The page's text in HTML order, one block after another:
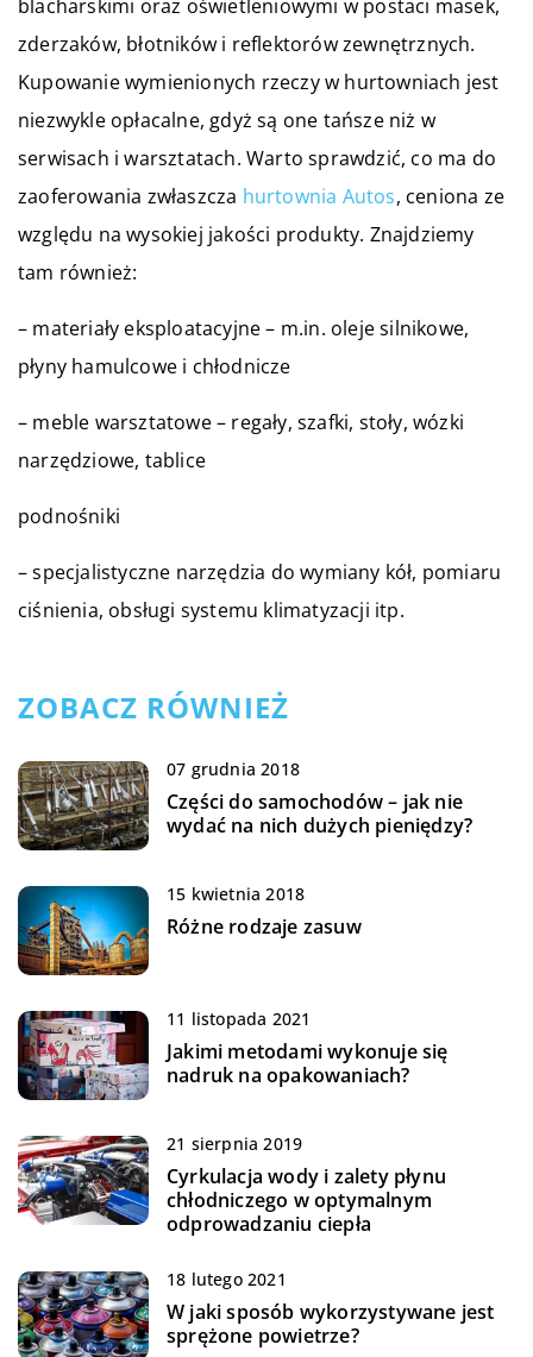
blacharskimi oraz oświetleniowymi w postaci masek,
zderzaków, błotników i reflektorów zewnętrznych.
Kupowanie wymienionych rzeczy w hurtowniach jest
niezwykle opłacalne, gdyż są one tańsze niż w
serwisach i warsztatach. Warto sprawdzić, co ma do
zaoferowania zwłaszcza hurtownia Autos, ceniona ze
względu na wysokiej jakości produkty. Znajdziemy
tam również:
– materiały eksploatacyjne – m.in. oleje silnikowe,
płyny hamulcowe i chłodnicze
– meble warsztatowe – regały, szafki, stoły, wózki
narzędziowe, tablice
podnośniki
– specjalistyczne narzędzia do wymiany kół, pomiaru
ciśnienia, obsługi systemu klimatyzacji itp.
ZOBACZ RÓWNIEŻ
07 grudnia 2018
Części do samochodów – jak nie
wydać na nich dużych pieniędzy?
15 kwietnia 2018
Różne rodzaje zasuw
11 listopada 2021
Jakimi metodami wykonuje się
nadruk na opakowaniach?
21 sierpnia 2019
Cyrkulacja wody i zalety płynu
chłodniczego w optymalnym
odprowadzaniu ciepła
18 lutego 2021
W jaki sposób wykorzystywane jest
sprężone powietrze?